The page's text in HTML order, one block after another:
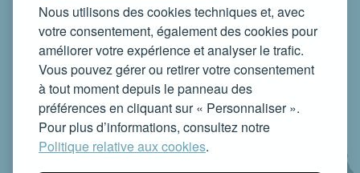
Nous utilisons des cookies techniques et, avec
votre consentement, également des cookies pour
améliorer votre expérience et analyser le trafic.
Vous pouvez gérer ou retirer votre consentement
à tout moment depuis le panneau des
préférences en cliquant sur « Personnaliser ».
Pour plus d’informations, consultez notre
Politique relative aux cookies.
DORMIR
MANGER
NEWS
WEB TV
CONTACTS
FAITES CONNAÎTRE VOTRE ACTIVITÉ
CONTACTEZ-NOUS POUR LA PUBLIER SUR CE SITE
info@rivieradelconero.tv
Privacy Policy